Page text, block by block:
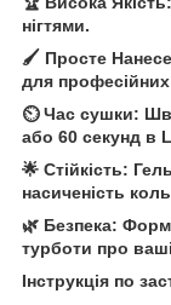
нігтями.
🖌️ Просте
для професійних
⏲️ Час сушки:
або 60 секунд в
🌟 Стійкість:
насиченість
🌿 Безпека:
турботи про ваші
Інструкція по